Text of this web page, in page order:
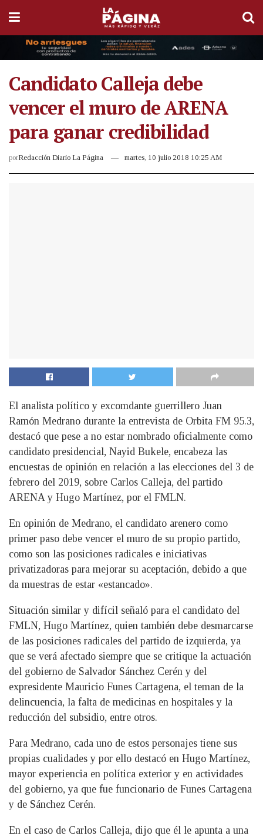
Candidato Calleja debe
vencer el muro de ARENA
para ganar credibilidad
porRedacción Diario La Página martes, 10 julio 2018 10:25 AM
El analista político y excomdante guerrillero Juan
Ramón Medrano durante la entrevista de Orbita FM 95.3,
destacó que pese a no estar nombrado oficialmente como
candidato presidencial, Nayid Bukele, encabeza las
encuestas de opinión en relación a las elecciones del 3 de
febrero del 2019, sobre Carlos Calleja, del partido
ARENA y Hugo Martínez, por el FMLN.
En opinión de Medrano, el candidato arenero como
primer paso debe vencer el muro de su propio partido,
como son las posiciones radicales e iniciativas
privatizadoras para mejorar su aceptación, debido a que
da muestras de estar «estancado».
Situación similar y difícil señaló para el candidato del
FMLN, Hugo Martínez, quien también debe desmarcarse
de las posiciones radicales del partido de izquierda, ya
que se verá afectado siempre que se critique la actuación
del gobierno de Salvador Sánchez Cerén y del
expresidente Mauricio Funes Cartagena, el teman de la
delincuencia, la falta de medicinas en hospitales y la
reducción del subsidio, entre otros.
Para Medrano, cada uno de estos personajes tiene sus
propias cualidades y por ello destacó en Hugo Martínez,
mayor experiencia en política exterior y en actividades
del gobierno, ya que fue funcionario de Funes Cartagena
y de Sánchez Cerén.
En el caso de Carlos Calleja, dijo que él le apunta a una